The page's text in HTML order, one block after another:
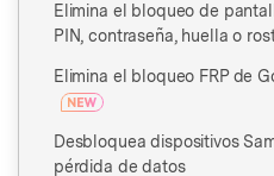
Elimina el bloqueo de
PIN, contraseña, huella o
Elimina el bloqueo FRP de
Desbloquea dispositivos
pérdida de datos